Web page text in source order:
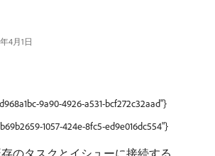
4月1日
9a90-4926-a531-bcf272c32aad"}
1057-424e-8fc5-ed9e016dc554"}
のタスクとイシューに接続する